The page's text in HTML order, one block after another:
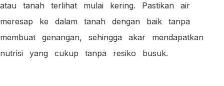
atau tanah terlihat mulai kering. Pastikan air
meresap ke dalam tanah dengan baik tanpa
membuat genangan, sehingga akar mendapatkan
nutrisi yang cukup tanpa resiko busuk.